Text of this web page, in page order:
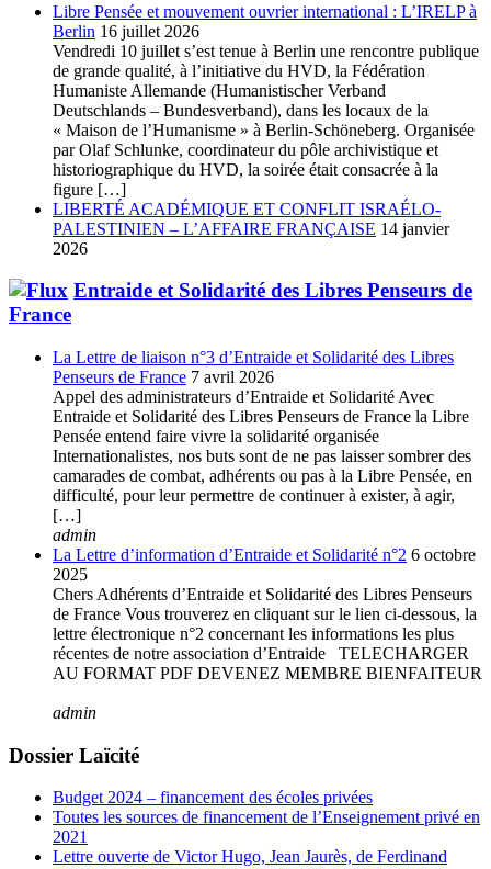
Libre Pensée et mouvement ouvrier international : L’IRELP à
Berlin 16 juillet 2026
Vendredi 10 juillet s’est tenue à Berlin une rencontre publique
de grande qualité, à l’initiative du HVD, la Fédération
Humaniste Allemande (Humanistischer Verband
Deutschlands – Bundesverband), dans les locaux de la
« Maison de l’Humanisme » à Berlin-Schöneberg. Organisée
par Olaf Schlunke, coordinateur du pôle archivistique et
historiographique du HVD, la soirée était consacrée à la
figure […]
LIBERTÉ ACADÉMIQUE ET CONFLIT ISRAÉLO-
PALESTINIEN – L’AFFAIRE FRANÇAISE 14 janvier
2026
Entraide et Solidarité des Libres Penseurs de
France
La Lettre de liaison n°3 d’Entraide et Solidarité des Libres
Penseurs de France 7 avril 2026
Appel des administrateurs d’Entraide et Solidarité Avec
Entraide et Solidarité des Libres Penseurs de France la Libre
Pensée entend faire vivre la solidarité organisée
Internationalistes, nos buts sont de ne pas laisser sombrer des
camarades de combat, adhérents ou pas à la Libre Pensée, en
difficulté, pour leur permettre de continuer à exister, à agir,
[…]
admin
La Lettre d’information d’Entraide et Solidarité n°2 6 octobre
2025
Chers Adhérents d’Entraide et Solidarité des Libres Penseurs
de France Vous trouverez en cliquant sur le lien ci-dessous, la
lettre électronique n°2 concernant les informations les plus
récentes de notre association d’Entraide TELECHARGER
AU FORMAT PDF DEVENEZ MEMBRE BIENFAITEUR
admin
Dossier Laïcité
Budget 2024 – financement des écoles privées
Toutes les sources de financement de l’Enseignement privé en
2021
Lettre ouverte de Victor Hugo, Jean Jaurès, de Ferdinand